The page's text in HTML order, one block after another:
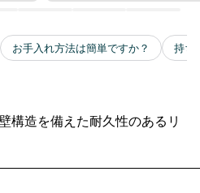
構造を備えた耐久性のあるリ